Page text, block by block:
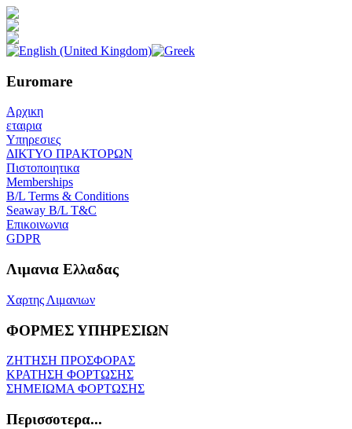
Euromare
Αρχικη
εταιρια
Υπηρεσιες
ΔΙΚΤΥΟ ΠΡΑΚΤΟΡΩΝ
Πιστοποιητικα
Memberships
B/L Terms & Conditions
Seaway B/L T&C
Επικοινωνια
GDPR
Λιμανια Ελλαδας
Χαρτης Λιμανιων
ΦΟΡΜΕΣ ΥΠΗΡΕΣΙΩΝ
ΖΗΤΗΣΗ ΠΡΟΣΦΟΡΑΣ
ΚΡΑΤΗΣΗ ΦΟΡΤΩΣΗΣ
ΣΗΜΕΙΩΜΑ ΦΟΡΤΩΣΗΣ
Περισσοτερα...